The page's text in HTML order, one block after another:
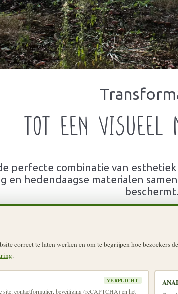
Tot een visueel
perfecte combinatie van
en hedendaagse materialen
beschermt.
correct te laten werken en om te begrijpen hoe
.
VERPLICHT
contactformulier, beveiliging (reCAPTCHA) en het